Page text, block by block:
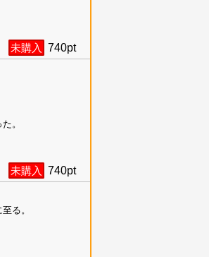
未購入 740pt
。
未購入 740pt
る。